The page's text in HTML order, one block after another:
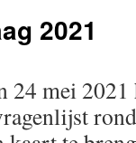
2021
24 mei